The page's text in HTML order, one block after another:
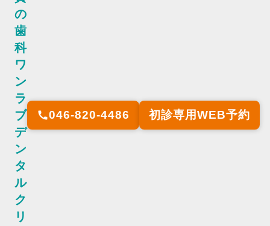
の
歯
科
ワ
ン
ラ
ブ
デ
ン
タ
ル
ク
リ
call046-820-4486 初診専用WEB予約